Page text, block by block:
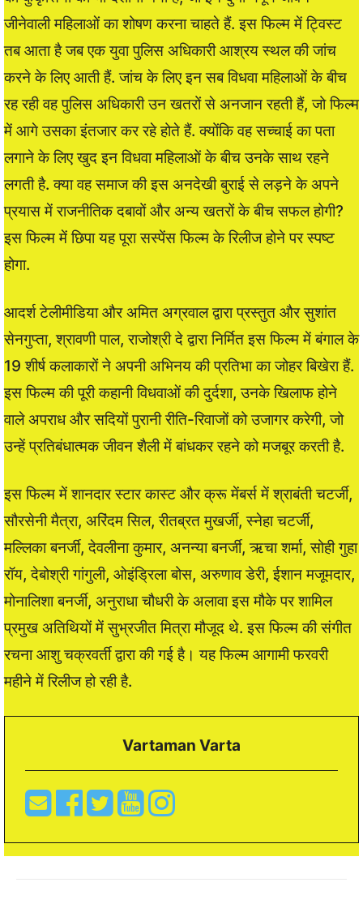
जीनेवाली महिलाओं का शोषण करना चाहते हैं. इस फिल्म में ट्विस्ट
तब आता है जब एक युवा पुलिस अधिकारी आश्रय स्थल की जांच
करने के लिए आती हैं. जांच के लिए इन सब विधवा महिलाओं के बीच
रह रही वह पुलिस अधिकारी उन खतरों से अनजान रहती हैं, जो फिल्म
में आगे उसका इंतजार कर रहे होते हैं. क्योंकि वह सच्चाई का पता
लगाने के लिए खुद इन विधवा महिलाओं के बीच उनके साथ रहने
लगती है. क्या वह समाज की इस अनदेखी बुराई से लड़ने के अपने
प्रयास में राजनीतिक दबावों और अन्य खतरों के बीच सफल होगी?
इस फिल्म में छिपा यह पूरा सस्पेंस फिल्म के रिलीज होने पर स्पष्ट
होगा.
आदर्श टेलीमीडिया और अमित अग्रवाल द्वारा प्रस्तुत और सुशांत
सेनगुप्ता, श्रावणी पाल, राजोश्री दे द्वारा निर्मित इस फिल्म में बंगाल के
19 शीर्ष कलाकारों ने अपनी अभिनय की प्रतिभा का जोहर बिखेरा हैं.
इस फिल्म की पूरी कहानी विधवाओं की दुर्दशा, उनके खिलाफ होने
वाले अपराध और सदियों पुरानी रीति-रिवाजों को उजागर करेगी, जो
उन्हें प्रतिबंधात्मक जीवन शैली में बांधकर रहने को मजबूर करती है.
इस फिल्म में शानदार स्टार कास्ट और क्रू मेंबर्स में श्राबंती चटर्जी,
सौरसेनी मैत्रा, अरिंदम सिल, रीतब्रत मुखर्जी, स्नेहा चटर्जी,
मल्लिका बनर्जी, देवलीना कुमार, अनन्या बनर्जी, ऋचा शर्मा, सोही गुहा
रॉय, देबोश्री गांगुली, ओइंड्रिला बोस, अरुणाव डेरी, ईशान मजूमदार,
मोनालिशा बनर्जी, अनुराधा चौधरी के अलावा इस मौके पर शामिल
प्रमुख अतिथियों में सुभ्रजीत मित्रा मौजूद थे. इस फिल्म की संगीत
रचना आशु चक्रवर्ती द्वारा की गई है। यह फिल्म आगामी फरवरी
महीने में रिलीज हो रही है.
Vartaman Varta